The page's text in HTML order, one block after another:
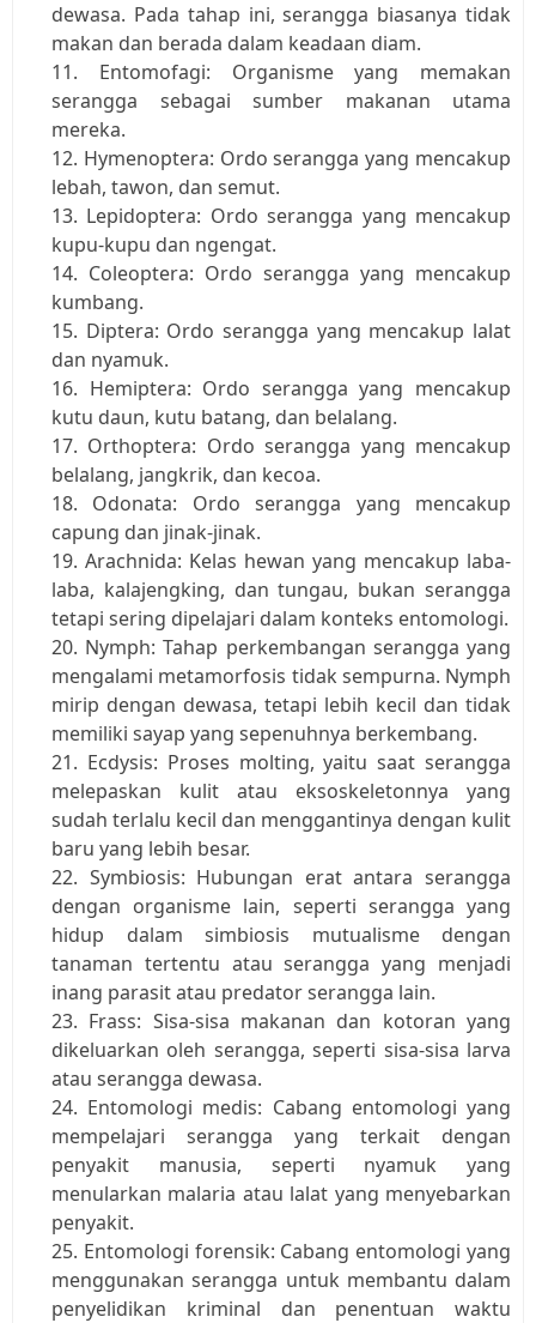
dewasa. Pada tahap ini, serangga biasanya tidak
makan dan berada dalam keadaan diam.
Entomofagi: Organisme yang memakan
serangga sebagai sumber makanan utama
mereka.
Hymenoptera: Ordo serangga yang mencakup
lebah, tawon, dan semut.
Lepidoptera: Ordo serangga yang mencakup
kupu-kupu dan ngengat.
Coleoptera: Ordo serangga yang mencakup
kumbang.
Diptera: Ordo serangga yang mencakup lalat
dan nyamuk.
Hemiptera: Ordo serangga yang mencakup
kutu daun, kutu batang, dan belalang.
Orthoptera: Ordo serangga yang mencakup
belalang, jangkrik, dan kecoa.
Odonata: Ordo serangga yang mencakup
capung dan jinak-jinak.
Arachnida: Kelas hewan yang mencakup laba-
laba, kalajengking, dan tungau, bukan serangga
tetapi sering dipelajari dalam konteks entomologi.
Nymph: Tahap perkembangan serangga yang
mengalami metamorfosis tidak sempurna. Nymph
mirip dengan dewasa, tetapi lebih kecil dan tidak
memiliki sayap yang sepenuhnya berkembang.
Ecdysis: Proses molting, yaitu saat serangga
melepaskan kulit atau eksoskeletonnya yang
sudah terlalu kecil dan menggantinya dengan kulit
baru yang lebih besar.
Symbiosis: Hubungan erat antara serangga
dengan organisme lain, seperti serangga yang
hidup dalam simbiosis mutualisme dengan
tanaman tertentu atau serangga yang menjadi
inang parasit atau predator serangga lain.
Frass: Sisa-sisa makanan dan kotoran yang
dikeluarkan oleh serangga, seperti sisa-sisa larva
atau serangga dewasa.
Entomologi medis: Cabang entomologi yang
mempelajari serangga yang terkait dengan
penyakit manusia, seperti nyamuk yang
menularkan malaria atau lalat yang menyebarkan
penyakit.
Entomologi forensik: Cabang entomologi yang
menggunakan serangga untuk membantu dalam
penyelidikan kriminal dan penentuan waktu